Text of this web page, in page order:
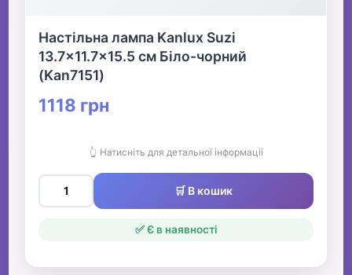
Настільна лампа Kanlux Suzi
13.7x11.7x15.5 см Біло-чорний
(Kan7151)
1118 грн
👆 Натисніть для детальної інформації
🛒 В кошик
✅ Є в наявності